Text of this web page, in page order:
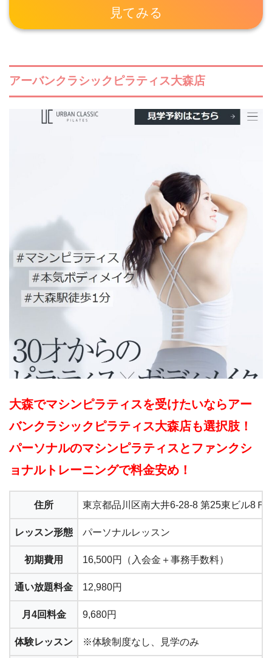
見てみる
アーバンクラシックピラティス大森店
大森でマシンピラティスを受けたいならアー
バンクラシックピラティス大森店も選択肢！
パーソナルのマシンピラティスとファンクシ
ョナルトレーニングで料金安め！
住所 東京都品川区南大井6-28-8 第25東ビル8Ｆ
レッスン形態 パーソナルレッスン
初期費用 16,500円（入会金＋事務手数料）
通い放題料金 12,980円
月4回料金 9,680円
体験レッスン ※体験制度なし、見学のみ